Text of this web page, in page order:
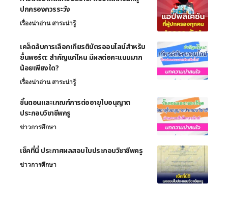
ปกครองควรระวัง
เรื่องน่าอ่าน สาระน่ารู้
เคล็ดลับการเลือกเกียรติบัตรออนไลน์สำหรับ
ยื่นพอร์ต: สำคัญแค่ไหน มีผลต่อคะแนนมาก
น้อยเพียงใด?
เรื่องน่าอ่าน สาระน่ารู้
ขั้นตอนและเกณฑ์การต่ออายุใบอนุญาต
ประกอบวิชาชีพครู
ข่าวการศึกษา
เช็คที่นี่ ประกาศผลสอบใบประกอบวิชาชีพครู
ข่าวการศึกษา